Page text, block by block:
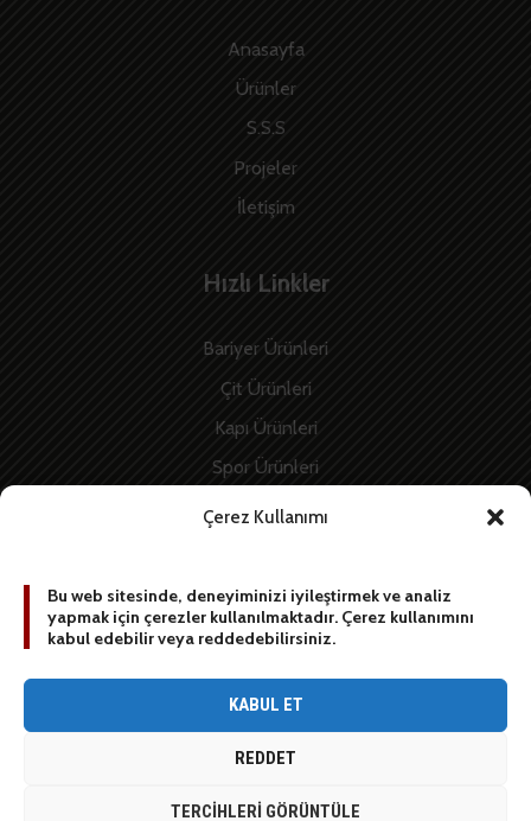
Çerez Kullanımı
Bu web sitesinde, deneyiminizi iyileştirmek ve analiz
yapmak için çerezler kullanılmaktadır. Çerez kullanımını
kabul edebilir veya reddedebilirsiniz.
KABUL ET
REDDET
TERCIHLERI GÖRÜNTÜLE
Anasayfa
Ürünler
S.S.S
Projeler
İletişim
Hızlı Linkler
Bariyer Ürünleri
Çit Ürünleri
Kapı Ürünleri
Spor Ürünleri
İnşaat Ürünleri
BİZE YAZIN
[contact-form-7 id=”1887″ title=”Sidebar contact form”]